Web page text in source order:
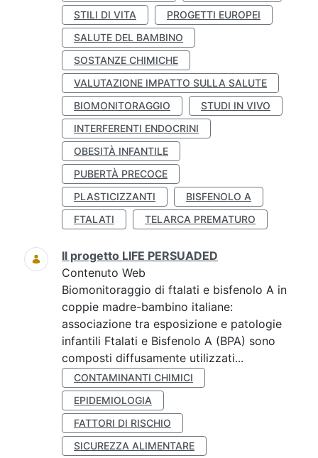
STILI DI VITA
PROGETTI EUROPEI
SALUTE DEL BAMBINO
SOSTANZE CHIMICHE
VALUTAZIONE IMPATTO SULLA SALUTE
BIOMONITORAGGIO
STUDI IN VIVO
INTERFERENTI ENDOCRINI
OBESITÀ INFANTILE
PUBERTÀ PRECOCE
PLASTICIZZANTI
BISFENOLO A
FTALATI
TELARCA PREMATURO
Il progetto LIFE PERSUADED
Contenuto Web
Biomonitoraggio di ftalati e bisfenolo A in
coppie madre-bambino italiane:
associazione tra esposizione e patologie
infantili Ftalati e Bisfenolo A (BPA) sono
composti diffusamente utilizzati...
CONTAMINANTI CHIMICI
EPIDEMIOLOGIA
FATTORI DI RISCHIO
SICUREZZA ALIMENTARE